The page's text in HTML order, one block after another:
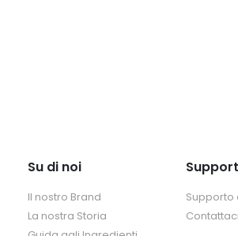
Su di noi
Il nostro Brand
La nostra Storia
Supporto
Contattaci